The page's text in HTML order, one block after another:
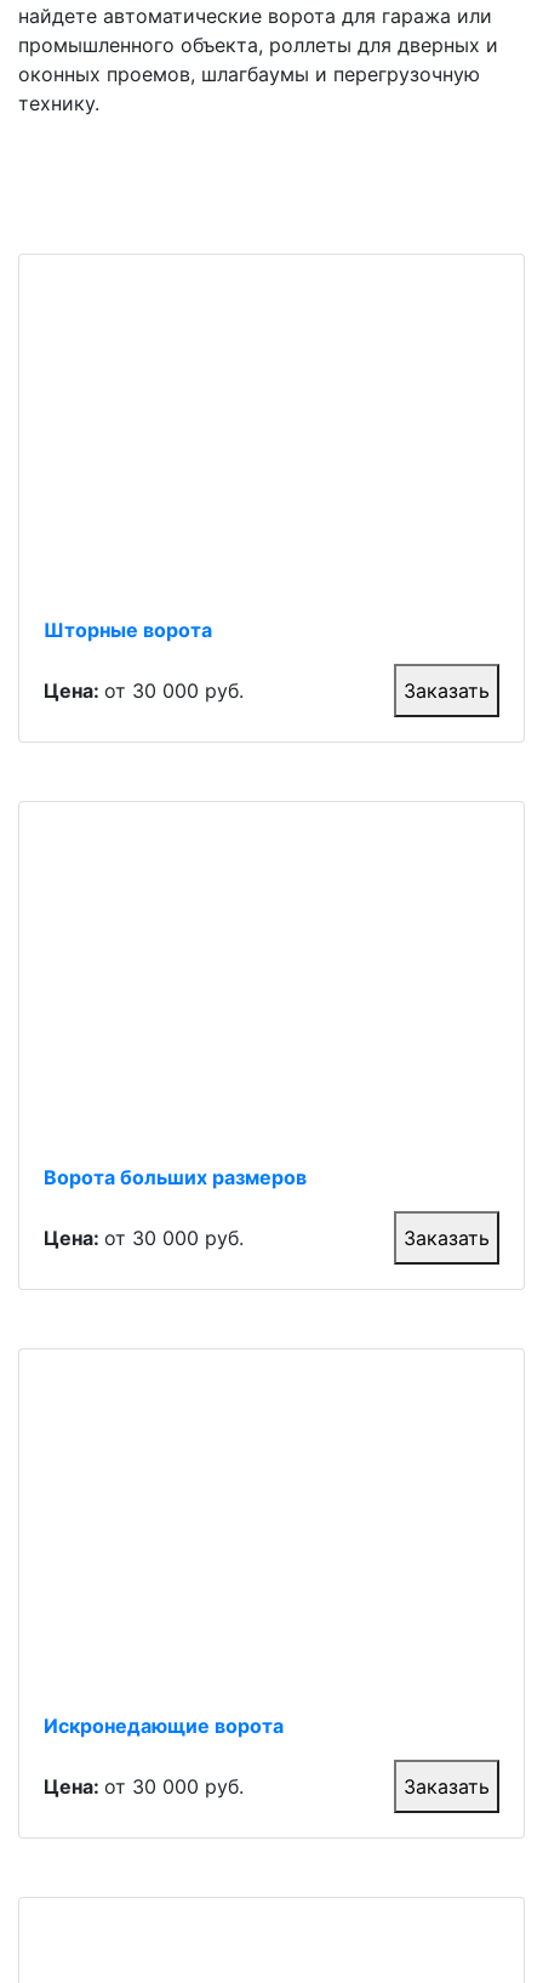
найдете автоматические ворота для гаража или
промышленного объекта, роллеты для дверных и
оконных проемов, шлагбаумы и перегрузочную
технику.
Шторные ворота
Цена: от 30 000 руб. Заказать
Ворота больших размеров
Цена: от 30 000 руб. Заказать
Искронедающие ворота
Цена: от 30 000 руб. Заказать